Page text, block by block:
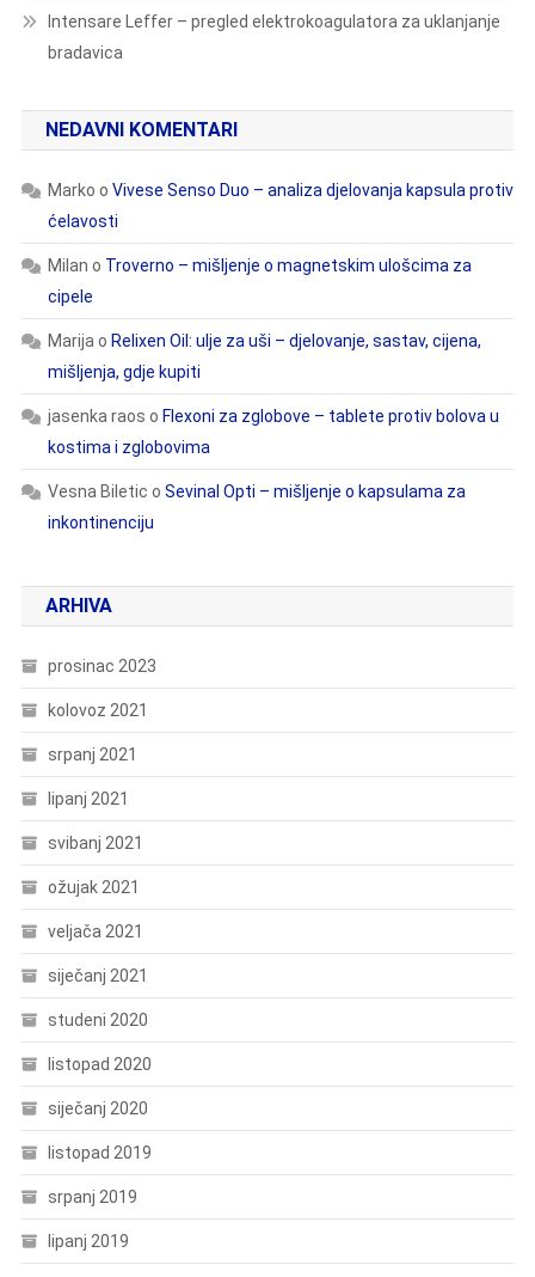
Intensare Leffer – pregled elektrokoagulatora za uklanjanje
bradavica
NEDAVNI KOMENTARI
Marko o Vivese Senso Duo – analiza djelovanja kapsula protiv
ćelavosti
Milan o Troverno – mišljenje o magnetskim ulošcima za
cipele
Marija o Relixen Oil: ulje za uši – djelovanje, sastav, cijena,
mišljenja, gdje kupiti
jasenka raos o Flexoni za zglobove – tablete protiv bolova u
kostima i zglobovima
Vesna Biletic o Sevinal Opti – mišljenje o kapsulama za
inkontinenciju
ARHIVA
prosinac 2023
kolovoz 2021
srpanj 2021
lipanj 2021
svibanj 2021
ožujak 2021
veljača 2021
siječanj 2021
studeni 2020
listopad 2020
siječanj 2020
listopad 2019
srpanj 2019
lipanj 2019